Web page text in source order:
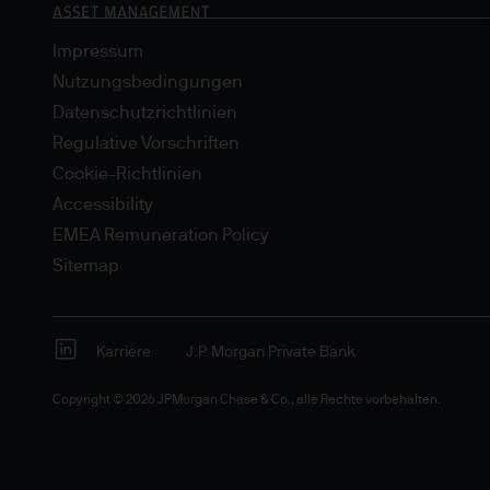
Impressum
Nutzungsbedingungen
Datenschutzrichtlinien
Regulative Vorschriften
Cookie-Richtlinien
Accessibility
EMEA Remuneration Policy
Sitemap
Karriere J.P. Morgan Private Bank
Copyright © 2026 JPMorgan Chase & Co., alle Rechte vorbehalten.